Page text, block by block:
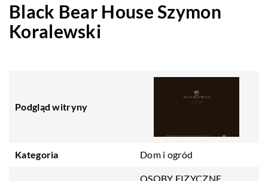
Black Bear House Szymon
Koralewski
Podgląd witryny
Kategoria Dom i ogród
OSOBY FIZYCZNE